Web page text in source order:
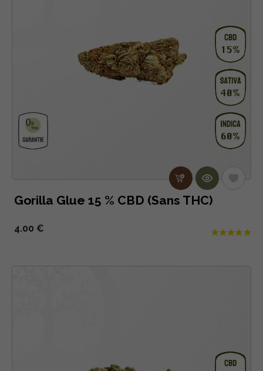
Gorilla Glue 15 % CBD (Sans THC)
4.00 €